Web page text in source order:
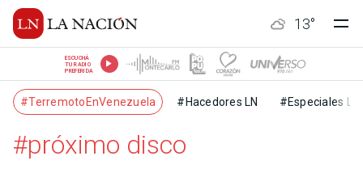
13°
ESCUCHÁ
TU RADIO
PREFERIDA
#TerremotoEnVenezuela #Hacedores LN #Especiales LN
#próximo disco